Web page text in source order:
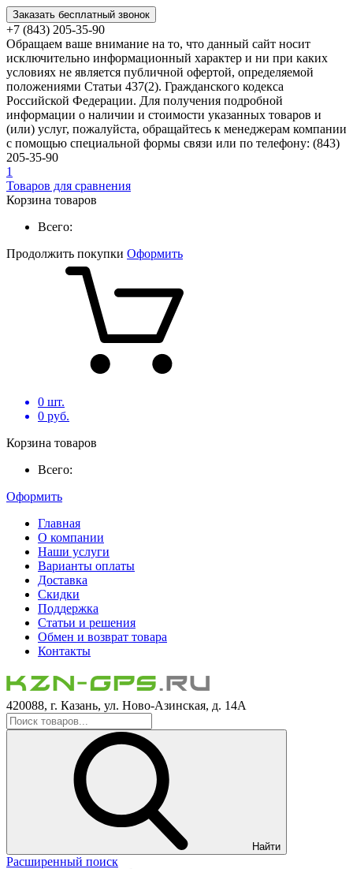
Заказать бесплатный звонок
+7 (843) 205-35-90
Обращаем ваше внимание на то, что данный сайт носит
исключительно информационный характер и ни при каких
условиях не является публичной офертой, определяемой
положениями Статьи 437(2). Гражданского кодекса
Российской Федерации. Для получения подробной
информации о наличии и стоимости указанных товаров и
(или) услуг, пожалуйста, обращайтесь к менеджерам компании
с помощью специальной формы связи или по телефону: (843)
205-35-90
1
Товаров для сравнения
Корзина товаров
Всего:
Продолжить покупки Оформить
0 шт.
0 руб.
Корзина товаров
Всего:
Оформить
Главная
О компании
Наши услуги
Варианты оплаты
Доставка
Скидки
Поддержка
Статьи и решения
Обмен и возврат товара
Контакты
420088, г. Казань, ул. Ново-Азинская, д. 14А
Найти
Расширенный поиск